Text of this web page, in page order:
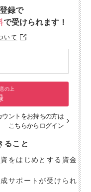
録で
で受けられます！
いて
の上
ウントをお持ちの方は
こちらからログイン
ること
をはじめとする資金
サポートが受けられ